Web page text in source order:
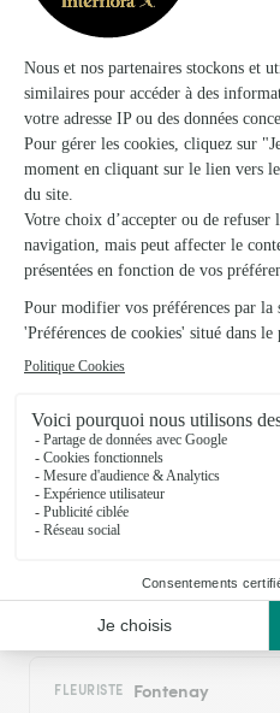
★ ★ ★ ★
Faciliter du site choix et
Faciliter du site choix et qualité
22/06/2026
Trustpilot Échantillon d'avis
les avis de la marque
Livraison de fleurs à
le réseau Interflora
FLEURISTES
Bretagne
FLEURISTE Fontenay